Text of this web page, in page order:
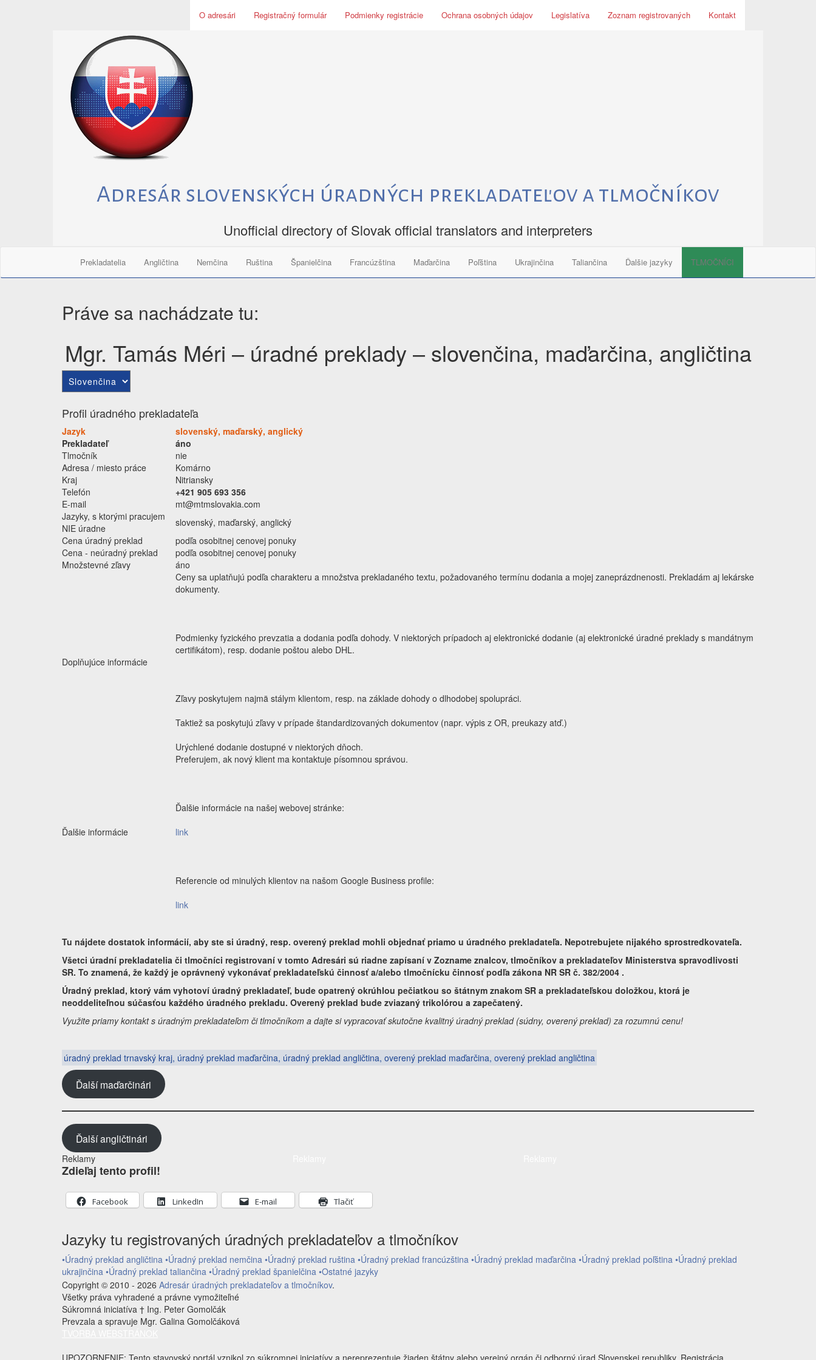
O adresári Registračný formulár Podmienky registrácie Ochrana osobných údajov Legislatíva Zoznam registrovaných Kontakt
Adresár slovenských úradných prekladateľov a tlmočníkov
Unofficial directory of Slovak official translators and interpreters
Prekladatelia Angličtina Nemčina Ruština Španielčina Francúzština Maďarčina Poľština Ukrajinčina Taliančina Ďalšie jazyky TLMOČNÍCI
Práve sa nachádzate tu:
Mgr. Tamás Méri – úradné preklady – slovenčina, maďarčina, angličtina
Choose
Profil úradného prekladateľa
Jazyk
slovenský, maďarský, anglický
Prekladateľ
áno
Tlmočník
nie
Adresa / miesto práce
Komárno
Kraj
Nitriansky
Telefón
+421 905 693 356
E-mail
mt@mtmslovakia.com
Jazyky, s ktorými pracujem
NIE úradne
slovenský, maďarský, anglický
Cena úradný preklad
podľa osobitnej cenovej ponuky
Cena - neúradný preklad
podľa osobitnej cenovej ponuky
Množstevné zľavy
áno
Doplňujúce informácie
Ceny sa uplatňujú podľa charakteru a množstva prekladaného textu, požadovaného termínu dodania a mojej zaneprázdnenosti. Prekladám aj lekárske
dokumenty.
Podmienky fyzického prevzatia a dodania podľa dohody. V niektorých prípadoch aj elektronické dodanie (aj elektronické úradné preklady s mandátnym
certifikátom), resp. dodanie poštou alebo DHL.
Zľavy poskytujem najmä stálym klientom, resp. na základe dohody o dlhodobej spolupráci.
Taktiež sa poskytujú zľavy v prípade štandardizovaných dokumentov (napr. výpis z OR, preukazy atď.)
Urýchlené dodanie dostupné v niektorých dňoch.
Ďalšie informácie
Preferujem, ak nový klient ma kontaktuje písomnou správou.
Ďalšie informácie na našej webovej stránke:
link
Referencie od minulých klientov na našom Google Business profile:
link
Tu nájdete dostatok informácií, aby ste si úradný, resp. overený preklad mohli objednať priamo u úradného prekladateľa. Nepotrebujete nijakého sprostredkovateľa.
Všetci úradní prekladatelia či tlmočníci registrovaní v tomto Adresári sú riadne zapísaní v Zozname znalcov, tlmočníkov a prekladateľov Ministerstva spravodlivosti
SR. To znamená, že každý je oprávnený vykonávať prekladateľskú činnosť a/alebo tlmočnícku činnosť podľa zákona NR SR č. 382/2004 .
Úradný preklad, ktorý vám vyhotoví úradný prekladateľ, bude opatrený okrúhlou pečiatkou so štátnym znakom SR a prekladateľskou doložkou, ktorá je
neoddeliteľnou súčasťou každého úradného prekladu. Overený preklad bude zviazaný trikolórou a zapečatený.
Využite priamy kontakt s úradným prekladateľom či tlmočníkom a dajte si vypracovať skutočne kvalitný úradný preklad (súdny, overený preklad) za rozumnú cenu!
úradný preklad trnavský kraj, úradný preklad maďarčina, úradný preklad angličtina, overený preklad maďarčina, overený preklad angličtina
Ďalší maďarčinári
Ďalší angličtinári
Reklamy
Zdieľaj tento profil!
Facebook LinkedIn E-mail Tlačiť
Jazyky tu registrovaných úradných prekladateľov a tlmočníkov
•Úradný preklad angličtina •Úradný preklad nemčina •Úradný preklad ruština •Úradný preklad francúzština •Úradný preklad maďarčina •Úradný preklad poľština •Úradný preklad
ukrajinčina •Úradný preklad taliančina •Úradný preklad španielčina •Ostatné jazyky
Copyright © 2010 - 2026 Adresár úradných prekladateľov a tlmočníkov.
Všetky práva vyhradené a právne vymožiteľné
Súkromná iniciatíva † Ing. Peter Gomolčák
Prevzala a spravuje Mgr. Galina Gomolčáková
UPOZORNENIE: Tento stavovský portál vznikol zo súkromnej iniciatívy a nereprezentuje žiaden štátny alebo verejný orgán či odborný úrad Slovenskej republiky. Registrácia